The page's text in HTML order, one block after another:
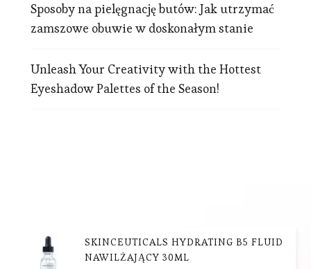
Sposoby na pielęgnację butów: Jak utrzymać
zamszowe obuwie w doskonałym stanie
Unleash Your Creativity with the Hottest
Eyeshadow Palettes of the Season!
SKINCEUTICALS HYDRATING B5 FLUID
NAWILŻAJĄCY 30ML